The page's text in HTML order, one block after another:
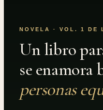
NOVELA · VOL. 1 DE
Un libro
se enamora
personas